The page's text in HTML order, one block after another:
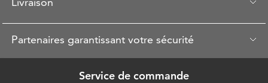
Partenaires garantissant votre sécurité
Service de commande